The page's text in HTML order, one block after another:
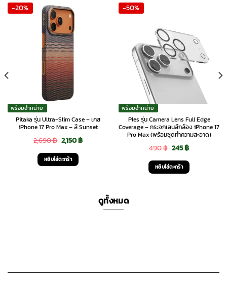
-20%
พร้อมจำหน่าย
Pitaka รุ่น Ultra-Slim Case – เคส
iPhone 17 Pro Max – สี Sunset
2,690฿ Original
price
was:
2,150฿Current
หยิบใส่ตะกร้า
-50%
พร้อมจำหน่าย
Ples รุ่น Camera Lens Full Edge
Coverage – กระจกเลนส์กล้อง iPhone 17
Pro Max (พร้อมชุดทำความสะอาด)
490฿ Original
price
was:
245฿Current
price
is:
หยิบใส่ตะกร้า
ดูทั้งหมด